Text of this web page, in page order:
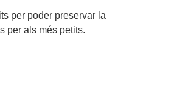
per poder preservar la
per als més petits.